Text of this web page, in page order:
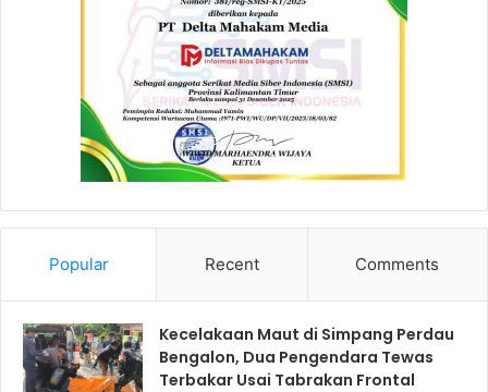
Popular Recent Comments
Kecelakaan Maut di Simpang Perdau
Bengalon, Dua Pengendara Tewas
Terbakar Usai Tabrakan Frontal